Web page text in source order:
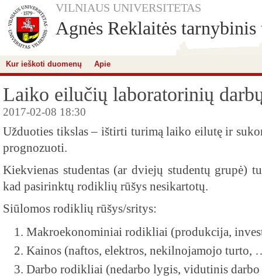
VILNIAUS UNIVERSITETAS
Agnės Reklaitės
Kur ieškoti duomenų Apie
Laiko eilučių laboratorinių
2017-02-08 18:30
Užduoties tikslas – ištirti turimą laiko eilutę ir
prognozuoti.
Kiekvienas studentas (ar dviejų studentų grupė)
kad pasirinktų rodiklių rūšys nesikartotų.
Siūlomos rodiklių rūšys/sritys:
Makroekonominiai rodikliai (produkcija,
Kainos (naftos, elektros, nekilnojamojo turto,
Darbo rodikliai (nedarbo lygis, vidutinis